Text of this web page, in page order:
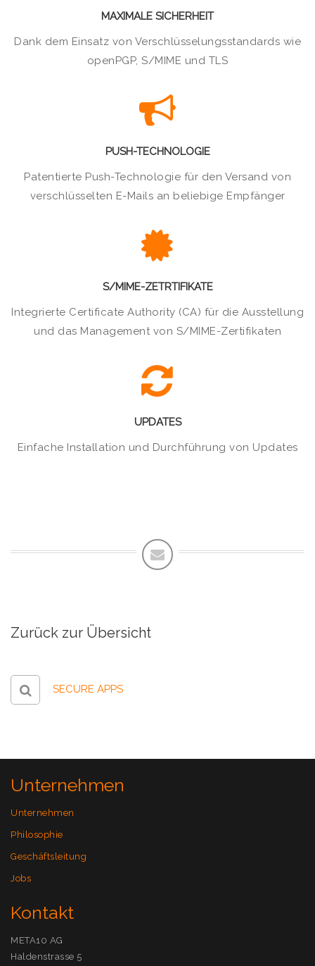
MAXIMALE SICHERHEIT
Dank dem Einsatz von Verschlüsselungsstandards wie
openPGP, S/MIME und TLS
PUSH-TECHNOLOGIE
Patentierte Push-Technologie für den Versand von
verschlüsselten E-Mails an beliebige Empfänger
S/MIME-ZETRTIFIKATE
Integrierte Certificate Authority (CA) für die Ausstellung
und das Management von S/MIME-Zertifikaten
UPDATES
Einfache Installation und Durchführung von Updates
Zurück zur Übersicht
SECURE APPS
Unternehmen
Unternehmen
Philosophie
Geschäftsleitung
Jobs
Kontakt
META10 AG
Haldenstrasse 5